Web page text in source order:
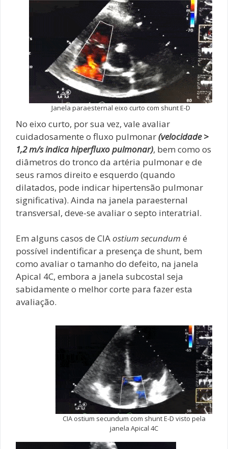
Janela paraesternal eixo curto com shunt E-D
No eixo curto, por sua vez, vale avaliar
cuidadosamente o fluxo pulmonar(velocidade >
1,2 m/s indica hiperfluxo pulmonar), bem como os
diâmetros do tronco da artéria pulmonar e de
seus ramos direito e esquerdo (quando
dilatados, pode indicar hipertensão pulmonar
significativa). Ainda na janela paraesternal
transversal, deve-se avaliar o septo interatrial.
Em alguns casos de CIAostium secundum é
possível indentificar a presença de shunt, bem
como avaliar o tamanho do defeito, na janela
Apical 4C, embora a janela subcostal seja
sabidamente o melhor corte para fazer esta
avaliação.
CIA ostium secundum com shunt E-D visto pela
janela Apical 4C